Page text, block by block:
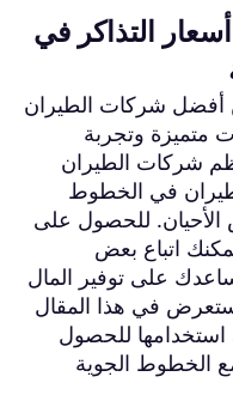
التذاكر في
أفضل شركات الطيران
متميزة وتجربة
شركات الطيران
في الخطوط
للحصول على
اتباع بعض
على توفير المال
في هذا المقال
للحصول
الخطوط الجوية